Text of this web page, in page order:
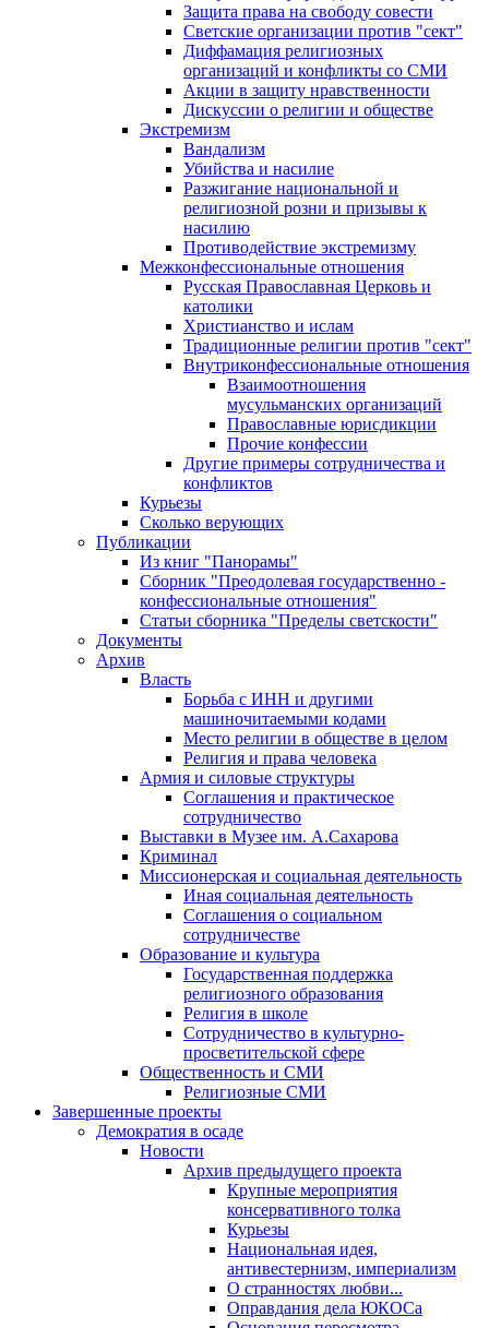
Защита права на свободу совести
Светские организации против "сект"
Диффамация религиозных
организаций и конфликты со СМИ
Акции в защиту нравственности
Дискуссии о религии и обществе
Экстремизм
Вандализм
Убийства и насилие
Разжигание национальной и
религиозной розни и призывы к
насилию
Противодействие экстремизму
Межконфессиональные отношения
Русская Православная Церковь и
католики
Христианство и ислам
Традиционные религии против "сект"
Внутриконфессиональные отношения
Взаимоотношения
мусульманских организаций
Православные юрисдикции
Прочие конфессии
Другие примеры сотрудничества и
конфликтов
Курьезы
Сколько верующих
Публикации
Из книг "Панорамы"
Сборник "Преодолевая государственно -
конфессиональные отношения"
Статьи сборника "Пределы светскости"
Документы
Архив
Власть
Борьба с ИНН и другими
машиночитаемыми кодами
Место религии в обществе в целом
Религия и права человека
Армия и силовые структуры
Соглашения и практическое
сотрудничество
Выставки в Музее им. А.Сахарова
Криминал
Миссионерская и социальная деятельность
Иная социальная деятельность
Соглашения о социальном
сотрудничестве
Образование и культура
Государственная поддержка
религиозного образования
Религия в школе
Сотрудничество в культурно-
просветительской сфере
Общественность и СМИ
Религиозные СМИ
Завершенные проекты
Демократия в осаде
Новости
Архив предыдущего проекта
Крупные мероприятия
консервативного толка
Курьезы
Национальная идея,
антивестернизм, империализм
О странностях любви...
Оправдания дела ЮКОСа